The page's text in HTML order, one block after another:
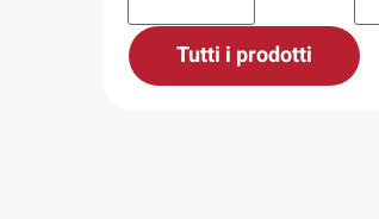
Tutti i prodotti